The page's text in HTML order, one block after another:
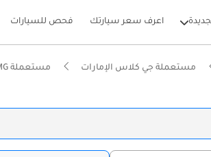
اعرف سعر سيارتك فحص للسيارات
مستعملة جي كلاس الإمارات مستعملة G 63 AMG الإمارات